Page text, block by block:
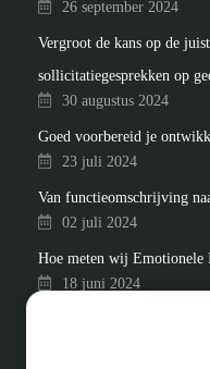
26 september 2024
Vergroot de kans op de
sollicitatiegesprekken op
30 augustus 2024
Goed voorbereid je
23 juli 2024
Van functieomschrijving
02 juli 2024
Hoe meten wij Emotionele
18 juni 2024